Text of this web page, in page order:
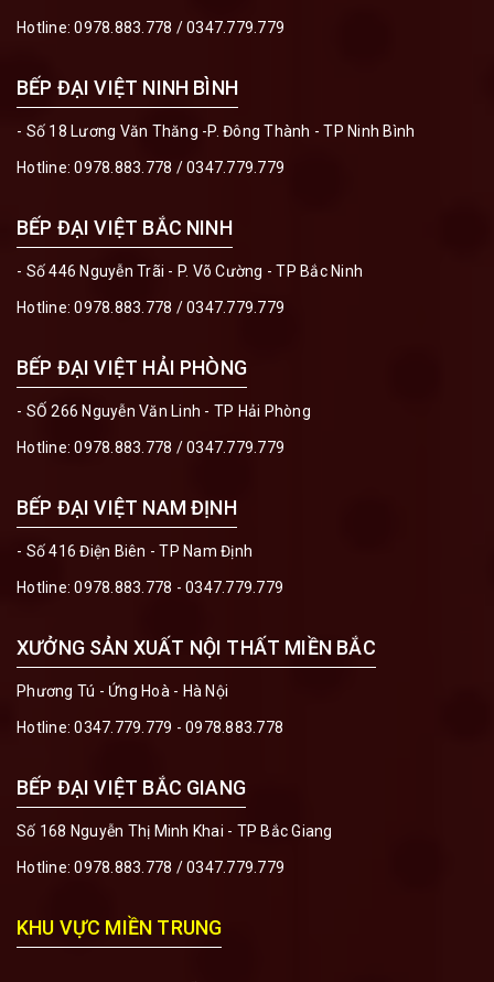
Hotline:0978.883.778 /0347.779.779
BẾP ĐẠI VIỆT NINH BÌNH
- Số 18 Lương Văn Thăng -P. Đông Thành - TP Ninh Bình
Hotline:0978.883.778 /0347.779.779
BẾP ĐẠI VIỆT BẮC NINH
- Số 446 Nguyễn Trãi - P. Võ Cường - TP Bắc Ninh
Hotline:0978.883.778 /0347.779.779
BẾP ĐẠI VIỆT HẢI PHÒNG
- SỐ 266 Nguyễn Văn Linh - TP Hải Phòng
Hotline:0978.883.778 /0347.779.779
BẾP ĐẠI VIỆT NAM ĐỊNH
- Số 416 Điện Biên - TP Nam Định
Hotline:0978.883.778 - 0347.779.779
XƯỞNG SẢN XUẤT NỘI THẤT MIỀN BẮC
Phương Tú - Ứng Hoà - Hà Nội
Hotline:0347.779.779 - 0978.883.778
BẾP ĐẠI VIỆT BẮC GIANG
Số 168 Nguyễn Thị Minh Khai - TP Bắc Giang
Hotline:0978.883.778 /0347.779.779
KHU VỰC MIỀN TRUNG